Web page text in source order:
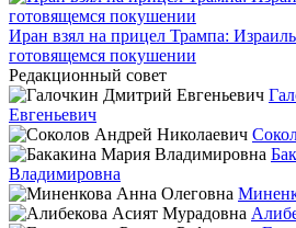
Иран взял на прицел Трампа:
готовящемся покушении
Редакционный совет
Евгеньевич
Владимировна